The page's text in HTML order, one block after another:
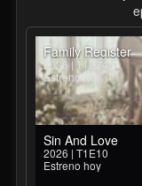
Family Register
2026 | T1E24
Estreno hoy
Sin And Love
2026 | T1E10
Estreno hoy